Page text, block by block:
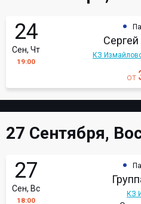
24
Сен, Чт
19:00
КЗ
от
27 Сентября,
27
Сен, Вс
18:00
КЗ